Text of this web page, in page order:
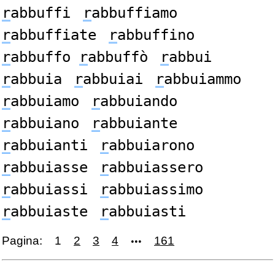
rabbuffi rabbuffiamo
rabbuffiate rabbuffino
rabbuffo rabbuffò rabbui
rabbuia rabbuiai rabbuiammo
rabbuiamo rabbuiando
rabbuiano rabbuiante
rabbuianti rabbuiarono
rabbuiasse rabbuiassero
rabbuiassi rabbuiassimo
rabbuiaste rabbuiasti
Pagina: 1 2 3 4 ••• 161